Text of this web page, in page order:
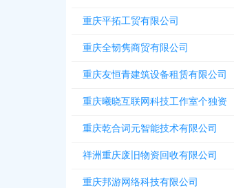
重庆平拓工贸有限公司
重庆全韧隽商贸有限公司
重庆友恒青建筑设备租赁有限公司
重庆曦晓互联网科技工作室个独资
重庆乾合词元智能技术有限公司
祥洲重庆废旧物资回收有限公司
重庆邦游网络科技有限公司